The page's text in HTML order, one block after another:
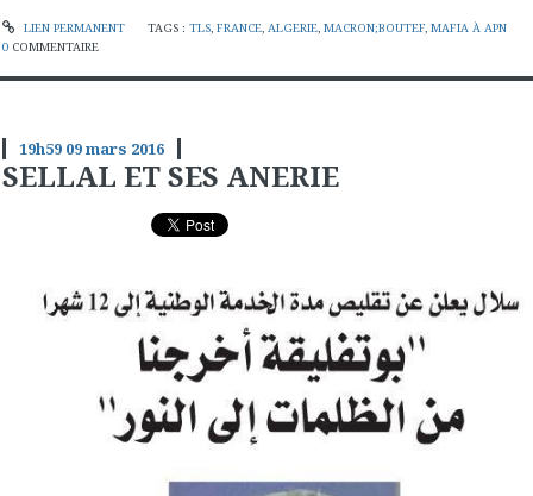
LIEN PERMANENT TAGS : TLS, FRANCE, ALGERIE, MACRON;BOUTEF, MAFIA À APN
0 COMMENTAIRE
19h59 09mars 2016
SELLAL ET SES ANERIE